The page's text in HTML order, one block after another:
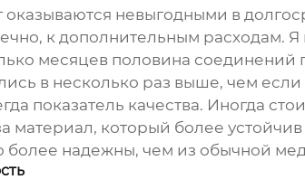
оказываются невыгодными в
к дополнительным расходам.
месяцев половина
в несколько раз выше, чем
показатель качества. Иногда
материал, который более
надежны, чем из обычной